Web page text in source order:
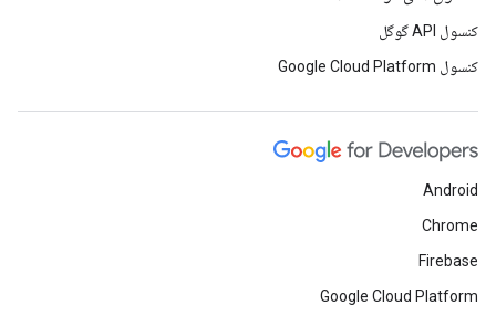
کنسول API گوگل
کنسول Google Cloud Platform
Android
Chrome
Firebase
Google Cloud Platform